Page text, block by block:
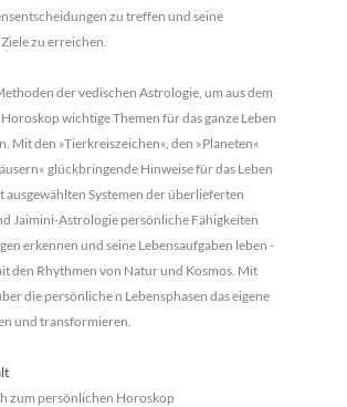
zu treffen und seine
zu erreichen.
der vedischen Astrologie, um aus dem
wichtige Themen für das ganze Leben
Mit den »Tierkreiszei­chen«, den »Planeten«
glück­bringende Hinweise für das Leben
ausgewählten Systemen der überlieferten
Jaimini-Astrologie persönliche Fähigkeiten
erkennen und seine Lebensaufgaben leben -
den Rhythmen von Natur und Kosmos. Mit
die persönliche n Lebensphasen das eigene
und transformieren.
zum persönlichen Horoskop